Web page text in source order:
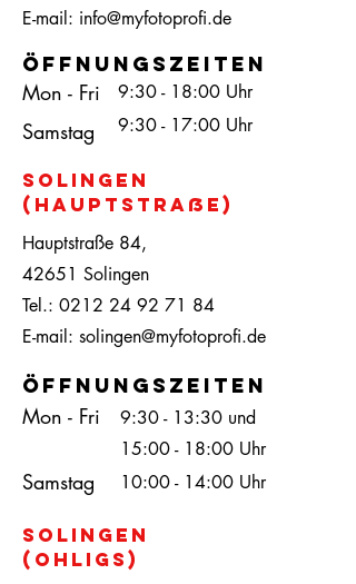
E-mail: info@myfotoprofi.de
öffnungszeiten
Mon - Fri 9:30 - 18:00 Uhr
Samstag 9:30 - 17:00 Uhr
Solingen
(Hauptstraße)
Hauptstraße 84,
42651 Solingen
Tel.: 0212 24 92 71 84
E-mail: solingen@myfotoprofi.de
öffnungszeiten
Mon - Fri
Samstag
9:30 - 13:30 und
15:00 - 18:00 Uhr
10:00 - 14:00 Uhr
Solingen
(Ohligs)